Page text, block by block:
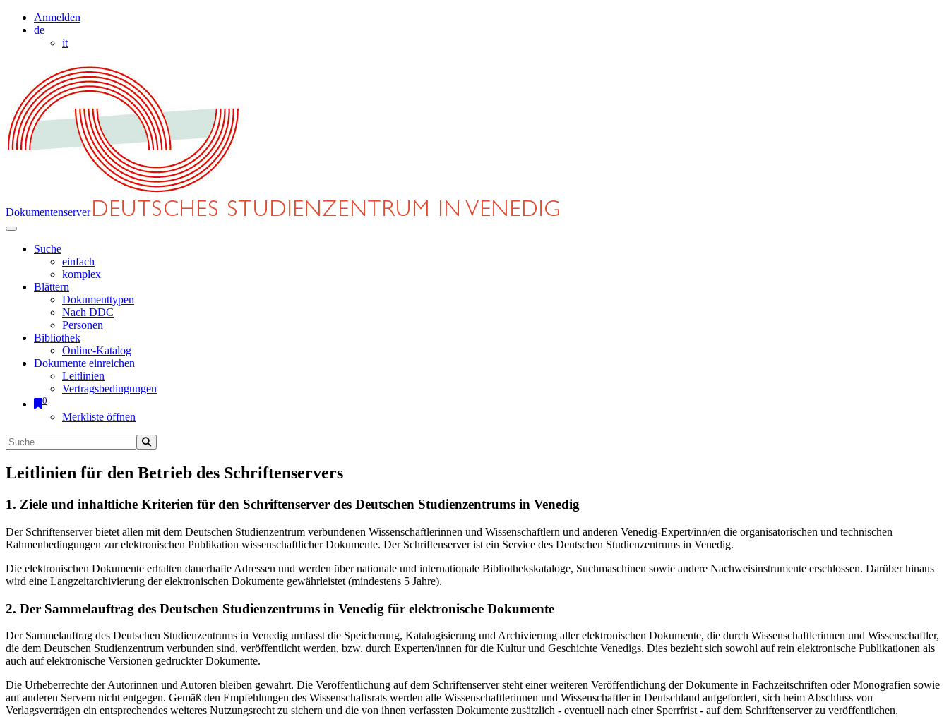
Anmelden
de
it
Dokumentenserver
Suche
einfach
komplex
Blättern
Dokumenttypen
Nach DDC
Personen
Bibliothek
Online-Katalog
Dokumente einreichen
Leitlinien
Vertragsbedingungen
0
Merkliste öffnen
Leitlinien für den Betrieb des Schriftenservers
1. Ziele und inhaltliche Kriterien für den Schriftenserver des Deutschen Studienzentrums in Venedig
Der Schriftenserver bietet allen mit dem Deutschen Studienzentrum verbundenen Wissenschaftlerinnen und Wissenschaftlern und anderen Venedig-Expert/inn/en die organisatorischen und technischen
Rahmenbedingungen zur elektronischen Publikation wissenschaftlicher Dokumente. Der Schriftenserver ist ein Service des Deutschen Studienzentrums in Venedig.
Die elektronischen Dokumente erhalten dauerhafte Adressen und werden über nationale und internationale Bibliothekskataloge, Suchmaschinen sowie andere Nachweisinstrumente erschlossen. Darüber hinaus
wird eine Langzeitarchivierung der elektronischen Dokumente gewährleistet (mindestens 5 Jahre).
2. Der Sammelauftrag des Deutschen Studienzentrums in Venedig für elektronische Dokumente
Der Sammelauftrag des Deutschen Studienzentrums in Venedig umfasst die Speicherung, Katalogisierung und Archivierung aller elektronischen Dokumente, die durch Wissenschaftlerinnen und Wissenschaftler,
die dem Deutschen Studienzentrum verbunden sind, veröffentlicht werden, bzw. durch Experten/innen für die Kultur und Geschichte Venedigs. Dies bezieht sich sowohl auf rein elektronische Publikationen als
auch auf elektronische Versionen gedruckter Dokumente.
Die Urheberrechte der Autorinnen und Autoren bleiben gewahrt. Die Veröffentlichung auf dem Schriftenserver steht einer weiteren Veröffentlichung der Dokumente in Fachzeitschriften oder Monografien sowie
auf anderen Servern nicht entgegen. Gemäß den Empfehlungen des Wissenschaftsrats werden alle Wissenschaftlerinnen und Wissenschaftler in Deutschland aufgefordert, sich beim Abschluss von
Verlagsverträgen ein entsprechendes weiteres Nutzungsrecht zu sichern und die von ihnen verfassten Dokumente zusätzlich - eventuell nach einer Sperrfrist - auf dem Schriftenserver zu veröffentlichen.